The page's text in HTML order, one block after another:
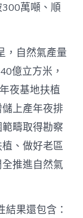
萬噸、順
，自然氣產量
億立方米，
夜基地扶植
上產年夜排
疇取得勘察
、做好老區
推進自然氣
果還包含：